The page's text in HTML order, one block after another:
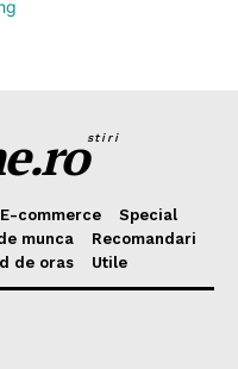
stiri
commerce
Special
munca
Recomandari
de oras Utile